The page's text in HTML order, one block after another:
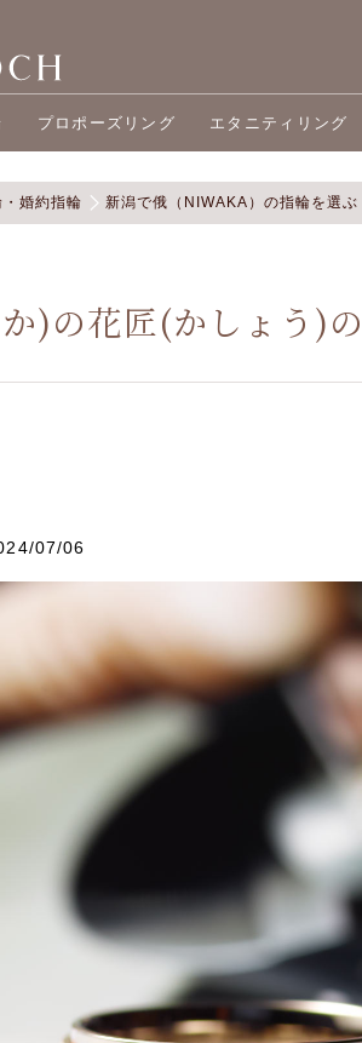
プロポーズリング エタニティリング
婚約指輪 新潟で俄（NIWAKA）の指輪を選ぶ
)の花匠(かしょう)
07/06